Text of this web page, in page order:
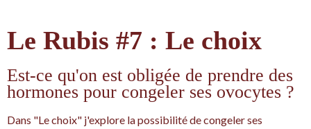
Le Rubis #7 : Le choix
Est-ce qu'on est obligée de prendre des
hormones pour congeler ses ovocytes ?
Dans "Le choix" j'explore la possibilité de congeler ses